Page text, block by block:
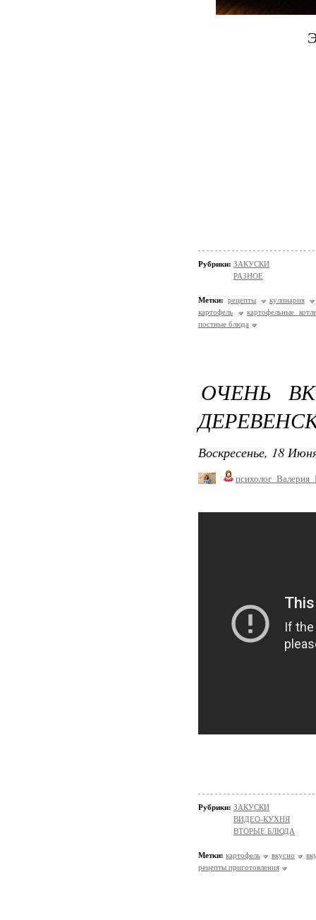
Рубрики: ЗАКУСКИ
РАЗНОЕ
Метки: рецепты
кулинария
картофель
картофельные
постные блюда
ОЧЕНЬ
Воскресенье, 18
Рубрики: ЗАКУСКИ
ВИДЕО-КУХНЯ
ВТОРЫЕ БЛЮДА
Метки: картофель вкусно
рецепты приготовления